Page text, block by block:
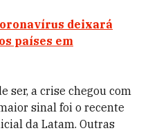
deixará
países em
ser, a crise chegou com
sinal foi o recente
da Latam. Outras